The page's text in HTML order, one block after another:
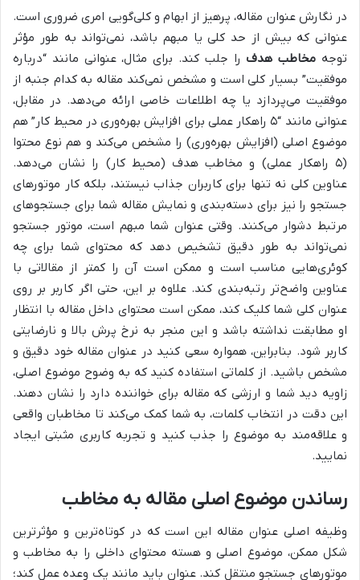
در نگارش عنوان مقاله، پرهیز از ابهام و کلی‌گویی امری ضروری است.
عنوانی که بیش از حد کلی یا مبهم باشد، نمی‌تواند به طور مؤثر
توجه مخاطب هدف را جلب کند. برای مثال، عنوانی مانند “درباره
موفقیت” بسیار کلی است و مشخص نمی‌کند مقاله به کدام جنبه از
موفقیت می‌پردازد یا چه اطلاعات خاصی ارائه می‌دهد. در مقابل،
عنوانی مانند “۵ راهکار عملی برای افزایش بهره‌وری در محیط کار” هم
موضوع اصلی (افزایش بهره‌وری) را مشخص می‌کند و هم نوع محتوا
(۵ راهکار عملی) و مخاطب هدف (محیط کار) را نشان می‌دهد.
عناوین کلی نه تنها برای کاربران جذاب نیستند، بلکه کار موتورهای
جستجو را نیز برای دسته‌بندی و نمایش مقاله شما برای جستجوهای
مرتبط دشوار می‌کنند. وقتی عنوان شما مبهم است، موتور جستجو
نمی‌تواند به طور دقیق تشخیص دهد که محتوای شما برای چه
کوئری‌هایی مناسب است و ممکن است آن را کمتر از مقالاتی با
عناوین واضح‌تر رتبه‌بندی کند. علاوه بر این، حتی اگر کاربر بر روی
عنوان کلی شما کلیک کند، ممکن است محتوای داخل مقاله با انتظار
او مطابقت نداشته باشد و این منجر به نرخ پرش بالا و نارضایتی
کاربر شود. بنابراین، همواره سعی کنید در عنوان مقاله خود دقیق و
مشخص باشید. از کلماتی استفاده کنید که به وضوح موضوع اصلی،
زاویه دید شما و ارزشی که مقاله برای خواننده دارد را نشان دهند.
این دقت در انتخاب کلمات، به شما کمک می‌کند تا مخاطبان واقعی
و علاقه‌مند به موضوع را جذب کنید و تجربه کاربری مثبتی ایجاد
نمایید.
رساندن موضوع اصلی مقاله به مخاطب
وظیفه اصلی عنوان مقاله این است که در کوتاه‌ترین و مؤثرترین
شکل ممکن، موضوع اصلی و هسته محتوای داخلی را به مخاطب و
موتورهای جستجو منتقل کند. عنوان باید مانند یک وعده عمل کند؛